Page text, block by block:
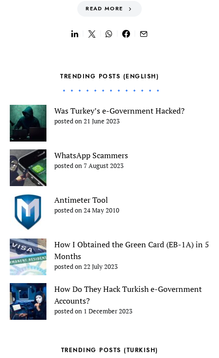
READ MORE
TRENDING POSTS (ENGLISH)
Was Turkey’s e-Government Hacked?
posted on 21 June 2023
WhatsApp Scammers
posted on 7 August 2023
Antimeter Tool
posted on 24 May 2010
How I Obtained the Green Card (EB-1A) in 5
Months
posted on 22 July 2023
How Do They Hack Turkish e-Government
Accounts?
posted on 1 December 2023
TRENDING POSTS (TURKISH)